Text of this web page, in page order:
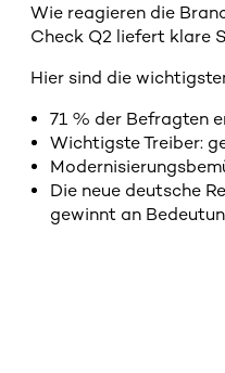
Wie reagieren die
Check Q2 liefert klare
Hier sind die
71 % der Befragten
Wichtigste Treiber:
Die neue deutsche
gewinnt an